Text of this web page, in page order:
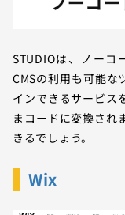
STUDIOは、ノーコ
CMSの利用も可能な
インできるサービス
まコードに変換され
きるでしょう。
Wix